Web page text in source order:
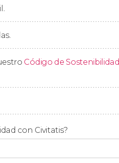
Código de Sostenibilidad
con Civitatis?